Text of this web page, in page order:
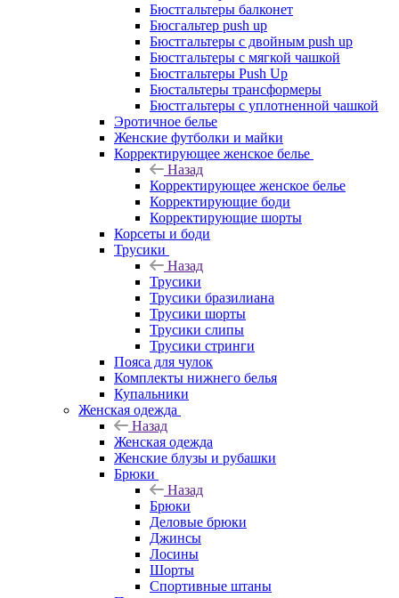
Бюстгальтеры балконет
Бюсгальтер push up
Бюстгальтеры с двойным push up
Бюстгальтеры с мягкой чашкой
Бюстгальтеры Push Up
Бюстальтеры трансформеры
Бюстгальтеры с уплотненной чашкой
Эротичное белье
Женские футболки и майки
Корректирующее женское белье
Назад
Корректирующее женское белье
Корректирующие боди
Корректирующие шорты
Корсеты и боди
Трусики
Назад
Трусики
Трусики бразилиана
Трусики шорты
Трусики слипы
Трусики стринги
Пояса для чулок
Комплекты нижнего белья
Купальники
Женская одежда
Назад
Женская одежда
Женские блузы и рубашки
Брюки
Назад
Брюки
Деловые брюки
Джинсы
Лосины
Шорты
Спортивные штаны